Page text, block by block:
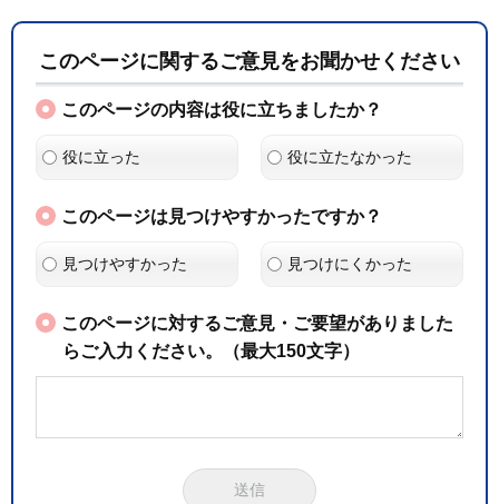
このページに関するご意見をお聞かせください
このページの内容は役に立ちましたか？
役に立った 役に立たなかった
このページは見つけやすかったですか？
見つけやすかった 見つけにくかった
このページに対するご意見・ご要望がありました
らご入力ください。（最大150文字）